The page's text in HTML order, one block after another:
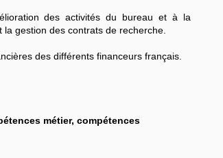
des activités du bureau et à la
gestion des contrats de recherche.
des différents financeurs français.
métier, compétences